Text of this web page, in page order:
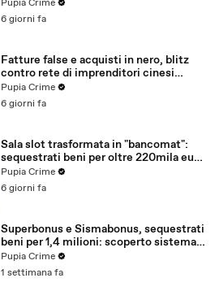
Pupia Crime
6 giorni fa
Fatture false e acquisti in nero, blitz
contro rete di imprenditori cinesi
sequestri per 8,5 milioni (29.07.26)
Pupia Crime
6 giorni fa
Sala slot trasformata in "bancomat":
sequestrati beni per oltre 220mila euro
a due coniugi (29.07.26)
Pupia Crime
6 giorni fa
Superbonus e Sismabonus, sequestrati
beni per 1,4 milioni: scoperto sistema
con false abitazioni (29.07.26)
Pupia Crime
1 settimana fa